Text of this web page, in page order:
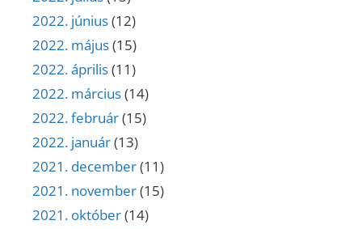
2022. június(12)
2022. május(15)
2022. április(11)
2022. március(14)
2022. február(15)
2022. január(13)
2021. december(11)
2021. november(15)
2021. október(14)